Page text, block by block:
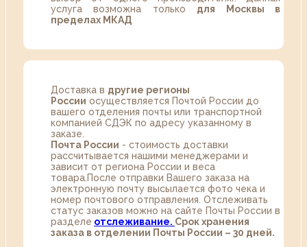
услуга возможна только для Москвы в
пределах МКАД
Доставка в другие регионы
России осуществляется Почтой России до
вашего отделения почты или транспортной
компанией СДЭК по адресу указанному в
заказе.
Почта России - стоимость доставки
рассчитывается нашими менеджерами и
зависит от региона России и веса
товара.После отправки Вашего заказа на
электронную почту высылается фото чека и
номер почтового отправления. Отслеживать
статус заказов можно на сайте Почты России в
разделе oтслеживание. Срок хранения
заказа в отделении Почты России – 30 дней.